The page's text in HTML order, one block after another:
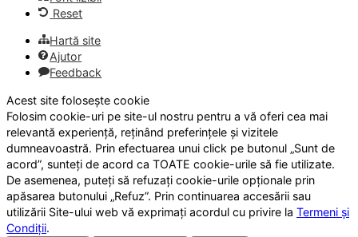
Reset
Hartă site
Ajutor
Feedback
Acest site folosește cookie
Folosim cookie-uri pe site-ul nostru pentru a vă oferi cea mai
relevantă experiență, reținând preferințele și vizitele
dumneavoastră. Prin efectuarea unui click pe butonul „Sunt de
acord”, sunteți de acord ca TOATE cookie-urile să fie utilizate.
De asemenea, puteți să refuzați cookie-urile opționale prin
apăsarea butonului „Refuz”. Prin continuarea accesării sau
utilizării Site-ului web vă exprimați acordul cu privire la Termeni și
Condiții.